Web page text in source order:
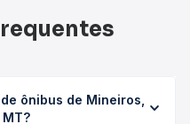
ônibus de Mineiros,